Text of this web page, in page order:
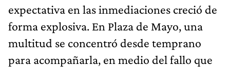
expectativa en las inmediaciones creció de
forma explosiva. En Plaza de Mayo, una
multitud se concentró desde temprano
para acompañarla, en medio del fallo que